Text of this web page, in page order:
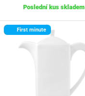
Poslední kus skladem
First minute